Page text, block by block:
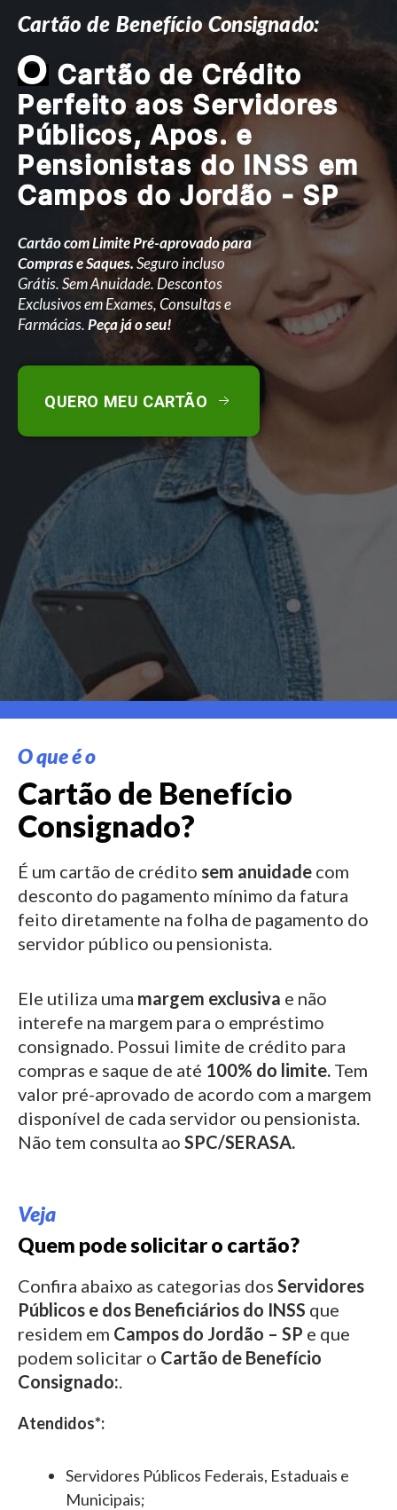
Cartão de Benefício Consignado:
O Cartão de Crédito
Perfeito aos Servidores
Públicos, Apos. e
Pensionistas do INSS em
Campos do Jordão - SP
Cartão com Limite Pré-aprovado para
Compras e Saques.Seguro incluso
Grátis. Sem Anuidade. Descontos
Exclusivos em Exames, Consultas e
Farmácias.Peça já o seu!
QUERO MEU CARTÃO
O que é o
Cartão de Benefício
Consignado?
É um cartão de crédito sem anuidade com
desconto do pagamento mínimo da fatura
feito diretamente na folha de pagamento do
servidor público ou pensionista.
Ele utiliza uma margem exclusiva e não
interefe na margem para o empréstimo
consignado. Possui limite de crédito para
compras e saque de até 100% do limite. Tem
valor pré-aprovado de acordo com a margem
disponível de cada servidor ou pensionista.
Não tem consulta ao SPC/SERASA.
Veja
Quem pode solicitar o cartão?
Confira abaixo as categorias dos Servidores
Públicos e dos Beneficiários do INSS que
residem em Campos do Jordão – SP e que
podem solicitar o Cartão de Benefício
Consignado:.
Atendidos*:
Servidores Públicos Federais, Estaduais e
Municipais;